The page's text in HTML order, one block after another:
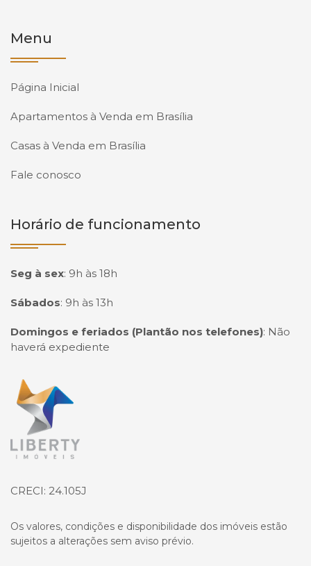
Menu
Página Inicial
Apartamentos à Venda em Brasília
Casas à Venda em Brasília
Fale conosco
Horário de funcionamento
Seg à sex: 9h às 18h
Sábados: 9h às 13h
Domingos e feriados (Plantão nos telefones): Não
haverá expediente
Página inicial
CRECI: 24.105J
Os valores, condições e disponibilidade dos imóveis estão
sujeitos a alterações sem aviso prévio.